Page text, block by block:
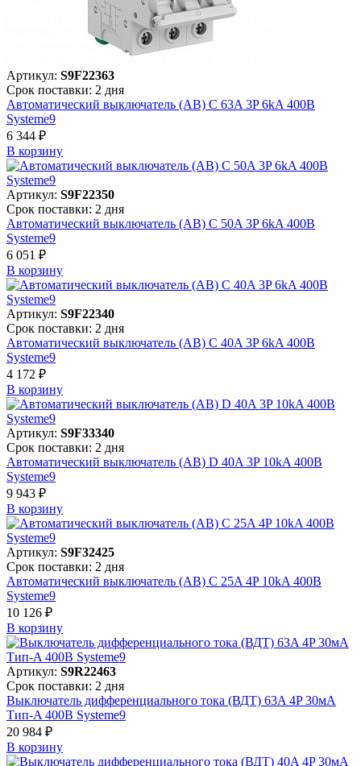
Артикул: S9F22363
Срок поставки: 2 дня
Автоматический выключатель (АВ) C 63A 3P 6kA 400В
Systeme9
6 344 ₽
В корзинy
Артикул: S9F22350
Срок поставки: 2 дня
Автоматический выключатель (АВ) C 50A 3P 6kA 400В
Systeme9
6 051 ₽
В корзинy
Артикул: S9F22340
Срок поставки: 2 дня
Автоматический выключатель (АВ) C 40A 3P 6kA 400В
Systeme9
4 172 ₽
В корзинy
Артикул: S9F33340
Срок поставки: 2 дня
Автоматический выключатель (АВ) D 40A 3P 10kA 400В
Systeme9
9 943 ₽
В корзинy
Артикул: S9F32425
Срок поставки: 2 дня
Автоматический выключатель (АВ) C 25A 4P 10kA 400В
Systeme9
10 126 ₽
В корзинy
Артикул: S9R22463
Срок поставки: 2 дня
Выключатель дифференциального тока (ВДТ) 63A 4P 30мА
Тип-A 400В Systeme9
20 984 ₽
В корзинy